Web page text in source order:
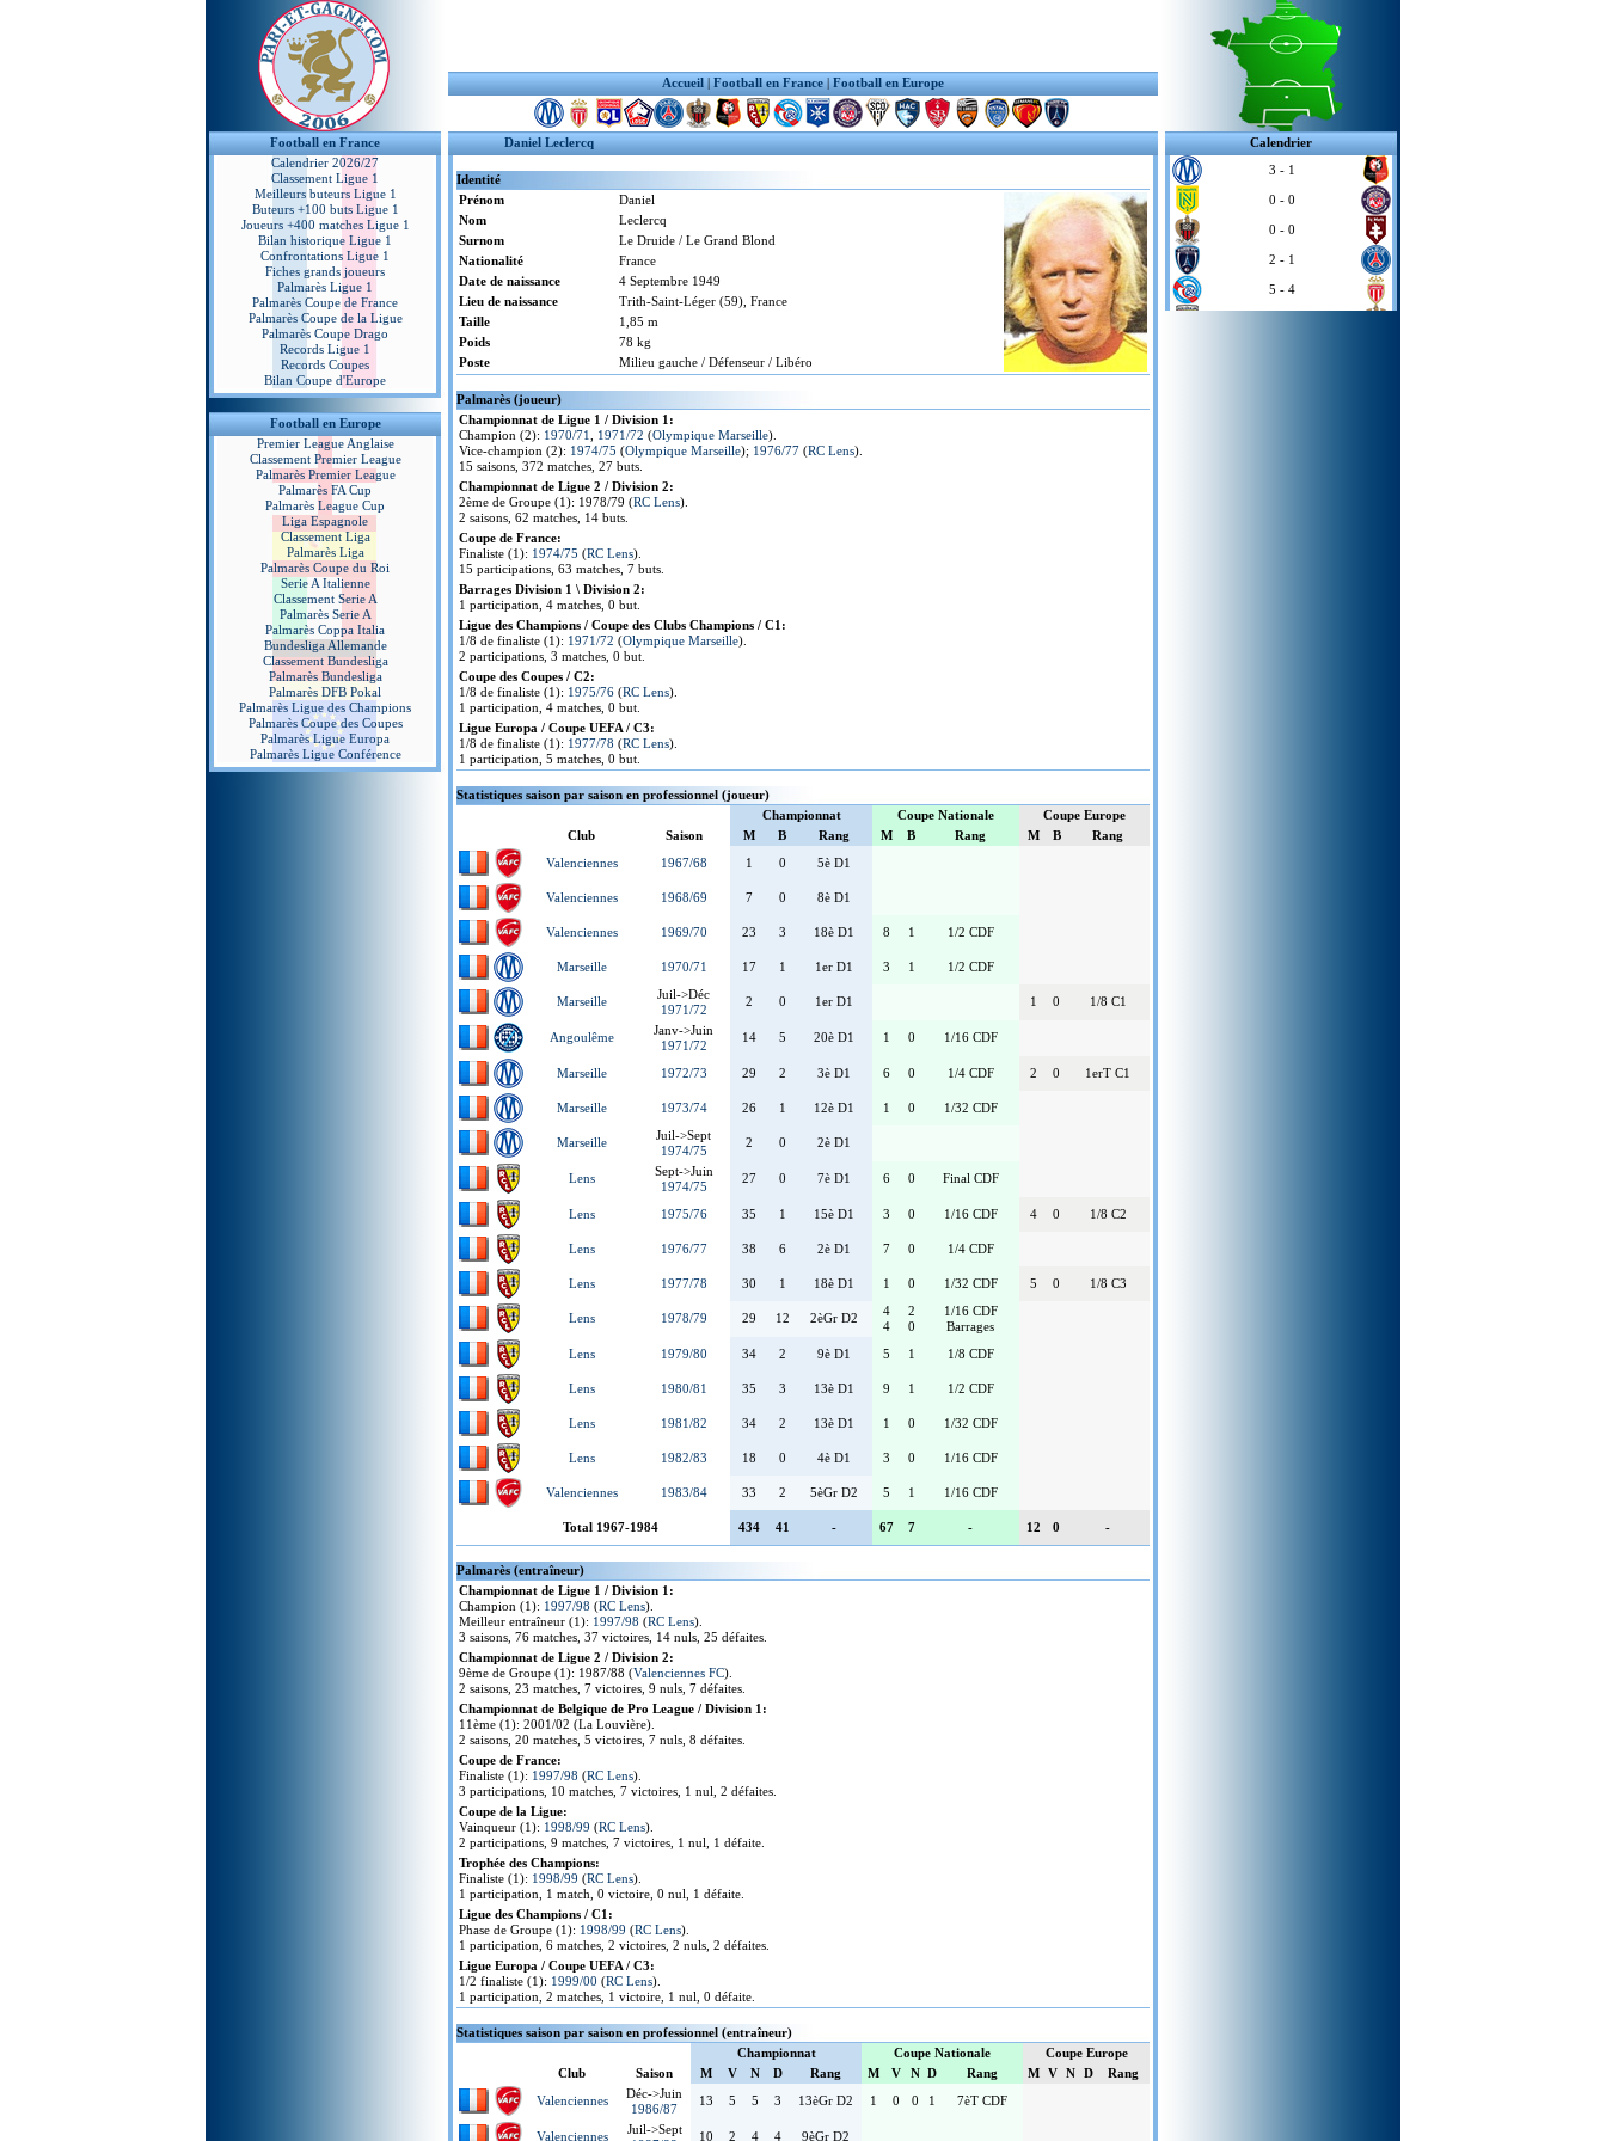
Accueil | Football en France | Football en Europe
Football en France
Calendrier 2026/27
Classement Ligue 1
Meilleurs buteurs Ligue 1
Buteurs +100 buts Ligue 1
Joueurs +400 matches Ligue 1
Bilan historique Ligue 1
Confrontations Ligue 1
Fiches grands joueurs
Palmarès Ligue 1
Palmarès Coupe de France
Palmarès Coupe de la Ligue
Palmarès Coupe Drago
Records Ligue 1
Records Coupes
Bilan Coupe d'Europe
Football en Europe
Premier League Anglaise
Classement Premier League
Palmarès Premier League
Palmarès FA Cup
Palmarès League Cup
Liga Espagnole
Classement Liga
Palmarès Liga
Palmarès Coupe du Roi
Serie A Italienne
Classement Serie A
Palmarès Serie A
Palmarès Coppa Italia
Bundesliga Allemande
Classement Bundesliga
Palmarès Bundesliga
Palmarès DFB Pokal
Palmarès Ligue des Champions
Palmarès Coupe des Coupes
Palmarès Ligue Europa
Palmarès Ligue Conférence
Daniel Leclercq
Identité
Prénom
Daniel
Nom
Leclercq
Surnom
Le Druide / Le Grand Blond
Nationalité
France
Date de naissance
4 Septembre 1949
Lieu de naissance
Trith-Saint-Léger (59), France
Taille
1,85 m
Poids
78 kg
Poste
Milieu gauche / Défenseur / Libéro
Palmarès (joueur)
Championnat de Ligue 1 / Division 1:
Champion (2): 1970/71 1971/72 (Olympique Marseille).
Vice-champion (2): 1974/75 (Olympique Marseille); 1976/77 (RC Lens).
15 saisons, 372 matches, 27 buts.
Championnat de Ligue 2 / Division 2:
2ème de Groupe (1): 1978/79 (RC Lens).
2 saisons, 62 matches, 14 buts.
Coupe de France:
Finaliste (1): 1974/75 (RC Lens).
15 participations, 63 matches, 7 buts.
Barrages Division 1 \ Division 2:
1 participation, 4 matches, 0 but.
Ligue des Champions / Coupe des Clubs Champions / C1:
1/8 de finaliste (1): 1971/72 (Olympique Marseille).
2 participations, 3 matches, 0 but.
Coupe des Coupes / C2:
1/8 de finaliste (1): 1975/76 (RC Lens).
1 participation, 4 matches, 0 but.
Ligue Europa / Coupe UEFA / C3:
1/8 de finaliste (1): 1977/78 (RC Lens).
1 participation, 5 matches, 0 but.
Statistiques saison par saison en professionnel (joueur)
Championnat
Coupe Nationale
Coupe Europe
Club
Saison M B Rang M B Rang M B
Rang
Valenciennes
1967/68 1 0 5è D1
Valenciennes 1968/69 7 0 8è D1
Valenciennes 1969/70 23 3 18è D1 8 1 1/2 CDF
Marseille 1970/71 17 1 1er D1 3 1 1/2 CDF
Marseille
Juil->Déc
1971/72
2 0 1er D1 1 0 1/8 C1
Angoulême
Janv->Juin
1971/72
14 5 20è D1 1 0 1/16 CDF
Marseille 1972/73 29 2 3è D1 6 0 1/4 CDF 2 0 1erT C1
Marseille 1973/74 26 1 12è D1 1 0 1/32 CDF
Marseille
Juil->Sept
1974/75
2 0 2è D1
Lens
Sept->Juin
1974/75
27 0 7è D1 6 0 Final CDF
Lens 1975/76 35 1 15è D1 3 0 1/16 CDF 4 0 1/8 C2
Lens 1976/77 38 6 2è D1 7 0 1/4 CDF
Lens 1977/78 30 1 18è D1 1 0 1/32 CDF 5 0 1/8 C3
Lens 1978/79 29 12 2èGr D2
4
4
2
0
1/16 CDF
Barrages
Lens
1979/80 34 2 9è D1 5 1 1/8 CDF
Lens 1980/81 35 3 13è D1 9 1 1/2 CDF
Lens 1981/82 34 2 13è D1 1 0 1/32 CDF
Lens 1982/83 18 0 4è D1 3 0 1/16 CDF
Valenciennes 1983/84 33 2 5èGr D2 5 1 1/16 CDF
Total 1967-1984 434 41 - 67 7 - 12 0 -
Palmarès (entraîneur)
Championnat de Ligue 1 / Division 1:
Champion (1): 1997/98 (RC Lens).
Meilleur entraîneur (1): 1997/98 (RC Lens).
3 saisons, 76 matches, 37 victoires, 14 nuls, 25 défaites.
Championnat de Ligue 2 / Division 2:
9ème de Groupe (1): 1987/88 (Valenciennes FC).
2 saisons, 23 matches, 7 victoires, 9 nuls, 7 défaites.
Championnat de Belgique de Pro League / Division 1:
11ème (1): 2001/02 (La Louvière).
2 saisons, 20 matches, 5 victoires, 7 nuls, 8 défaites.
Coupe de France:
Finaliste (1): 1997/98 (RC Lens).
3 participations, 10 matches, 7 victoires, 1 nul, 2 défaites.
Coupe de la Ligue:
Vainqueur (1): 1998/99 (RC Lens).
2 participations, 9 matches, 7 victoires, 1 nul, 1 défaite.
Trophée des Champions:
Finaliste (1): 1998/99 (RC Lens).
1 participation, 1 match, 0 victoire, 0 nul, 1 défaite.
Ligue des Champions / C1:
Phase de Groupe (1): 1998/99 (RC Lens).
1 participation, 6 matches, 2 victoires, 2 nuls, 2 défaites.
Ligue Europa / Coupe UEFA / C3:
1/2 finaliste (1): 1999/00 (RC Lens).
1 participation, 2 matches, 1 victoire, 1 nul, 0 défaite.
Statistiques saison par saison en professionnel (entraîneur)
Championnat
Coupe Nationale
Coupe Europe
Club
Saison M V N D Rang M V N D Rang M V N D
Rang
Valenciennes
Déc->Juin
1986/87
13 5 5 3 13èGr D2 1 0 0 1 7èT CDF
Valenciennes
Juil->Sept
10 2 4 4 9èGr D2